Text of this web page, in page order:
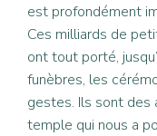
est profondément
Ces milliards de
ont tout porté,
funèbres, les
gestes. Ils sont des
temple qui nous a